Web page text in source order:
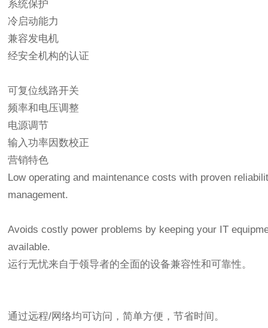
系统保护
冷启动能力
兼容发电机
经安全机构的认证
可复位线路开关
频率和电压调整
电源调节
输入功率因数校正
营销特色
Low operating and maintenance costs with proven
management.
Avoids costly power problems by keeping your IT
available.
运行无忧来自于领导者的全面的设备兼容性和可靠性。
通过远程/网络均可访问，简单方便，节省时间。